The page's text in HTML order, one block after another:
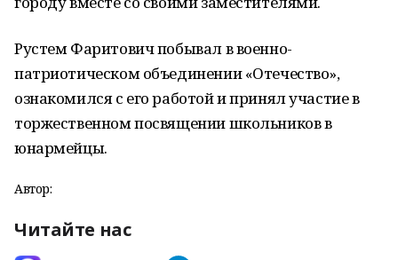
Рустем Фаритович побывал в военно-
патриотическом объединении «Отечество»,
ознакомился с его работой и принял участие в
торжественном посвящении школьников в
юнармейцы.
Автор:
Читайте нас